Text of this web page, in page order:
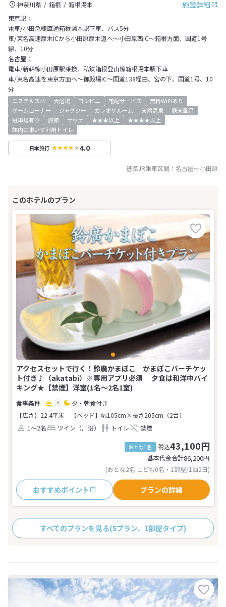
施設詳細
神奈川県 箱根
箱根湯本
東京駅：
電車/小田急線直通箱根湯本駅下車、バス5分
車/東名高速厚木ICから小田原厚木道へ～小田原西IC～箱根方面、国道1号
線、10分
名古屋：
電車/新幹線小田原駅乗換、私鉄箱根登山線箱根湯本駅下車
車/東名高速を東京方面へ～御殿場IC～国道138経由、宮の下、国道1号、10
分
エステ＆スパ 大浴場 コンビニ 宅配サービス
無料WiFiあり
ゲームコーナー
ジャグジー カラオケルーム 天然温泉
露天風呂
駐車場有り
旅館 サウナ ★★★以上
★★★★以上
館内に車いす利用トイレ
日本旅行 4.0
基準JR乗車区間： 名古屋～小田原
アクセスセットで行く！鈴廣かまぼこ かまぼこバーチケッ
ト付き♪（akatabi）※専用アプリ必須 夕食は和洋中バイ
キング★【禁煙】洋室(1名～2名1室)
夕・朝食付き
【広さ】22.4平米
【ベッド】幅105cm×長さ205cm（2台）
1～2名
ツイン（川沿） トイレ 禁煙
おとな1名 税込43,100円
基本代金合計86,200円
(おとな2名 こども0名・1部屋/1泊2日)
おすすめポイント プランの詳細
すべてのプランを見る(5プラン、1部屋タイプ)